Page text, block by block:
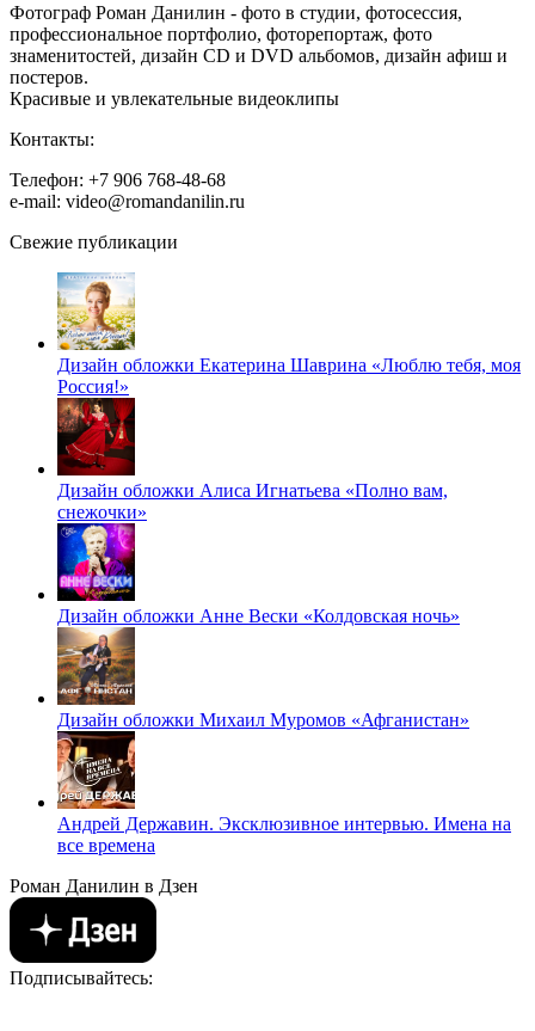
Фотограф Роман Данилин - фото в студии, фотосессия,
профессиональное портфолио, фоторепортаж, фото
знаменитостей, дизайн CD и DVD альбомов, дизайн афиш и
постеров.
Красивые и увлекательные видеоклипы
Контакты:
Телефон: +7 906 768-48-68
e-mail: video@romandanilin.ru
Свежие публикации
Дизайн обложки Екатерина Шаврина «Люблю тебя, моя
Россия!»
Дизайн обложки Алиса Игнатьева «Полно вам,
снежочки»
Дизайн обложки Анне Вески «Колдовская ночь»
Дизайн обложки Михаил Муромов «Афганистан»
Андрей Державин. Эксклюзивное интервью. Имена на
все времена
Роман Данилин в Дзен
Подписывайтесь: